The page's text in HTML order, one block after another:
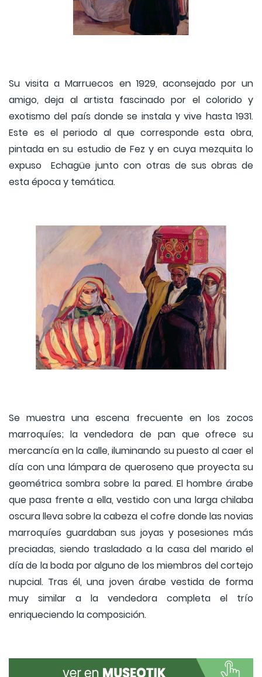
Su visita a Marruecos en 1929, aconsejado por un
amigo, deja al artista fascinado por el colorido y
exotismo del país donde se instala y vive hasta 1931.
Este es el periodo al que corresponde esta obra,
pintada en su estudio de Fez y en cuya mezquita lo
expuso Echagüe junto con otras de sus obras de
esta época y temática.
Se muestra una escena frecuente en los zocos
marroquíes; la vendedora de pan que ofrece su
mercancía en la calle, iluminando su puesto al caer el
día con una lámpara de queroseno que proyecta su
geométrica sombra sobre la pared. El hombre árabe
que pasa frente a ella, vestido con una larga chilaba
oscura lleva sobre la cabeza el cofre donde las novias
marroquíes guardaban sus joyas y posesiones más
preciadas, siendo trasladado a la casa del marido el
día de la boda por alguno de los miembros del cortejo
nupcial. Tras él, una joven árabe vestida de forma
muy similar a la vendedora completa el trío
enriqueciendo la composición.